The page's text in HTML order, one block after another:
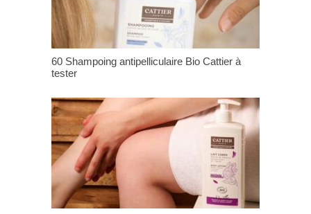
60 Shampoing antipelliculaire Bio Cattier à
tester